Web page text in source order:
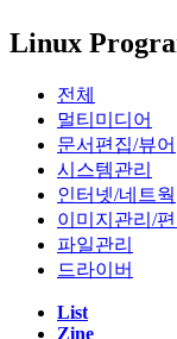
Notebook :
Acer Swift 14 AI
Apple Macbook Air
Lenovo LEGION 5
NVIDIA RTX3060
Lenovo Thinkpad
Apple Macbook Air
Linux
전체
멀티미디어
문서편집/뷰어
시스템관리
인터넷/네트웍
이미지관리/
파일관리
드라이버
List
Zine